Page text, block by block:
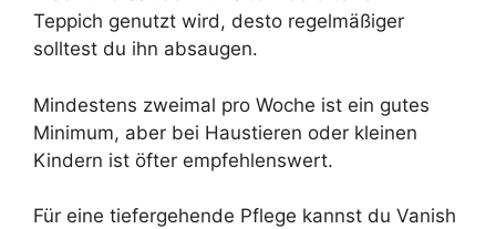
Teppich genutzt wird, desto regelmäßiger
solltest du ihn absaugen.
Mindestens zweimal pro Woche ist ein gutes
Minimum, aber bei Haustieren oder kleinen
Kindern ist öfter empfehlenswert.
Für eine tiefergehende Pflege kannst du Vanish